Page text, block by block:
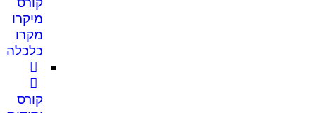
מיקרו
מקרו
כלכלה
קורס